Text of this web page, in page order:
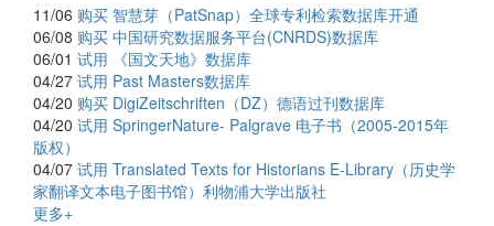
11/06 购买 智慧芽（PatSnap）全球专利检索数据库开通
06/08 购买 中国研究数据服务平台(CNRDS)数据库
06/01 试用
《国文天地》数据库
04/27 试用 Past Masters数据库
04/20 购买 DigiZeitschriften（DZ）德语过刊数据库
04/20 试用 SpringerNature- Palgrave 电子书（2005-2015年
版权）
04/07 试用 Translated Texts for Historians E-Library（历史学
家翻译文本电子图书馆）利物浦大学出版社
更多+